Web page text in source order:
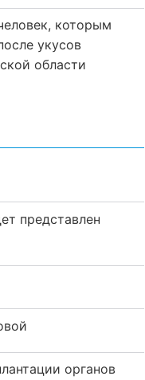
которым
укусов
области
представлен
органов